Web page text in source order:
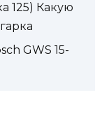
125) Какую
GWS 15-